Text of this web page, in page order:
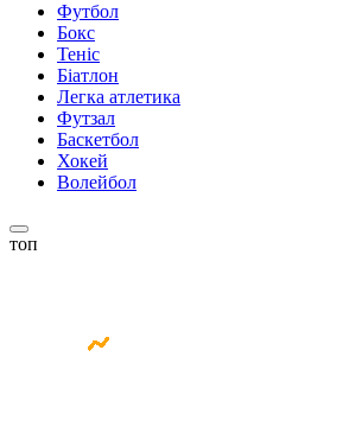
Футбол
Бокс
Теніс
Біатлон
Легка атлетика
Футзал
Баскетбол
Хокей
Волейбол
топ